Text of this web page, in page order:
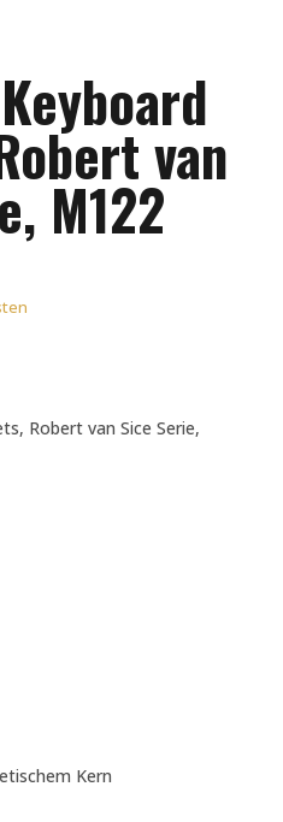
van
M122
Robert van Sice Serie,
Kern